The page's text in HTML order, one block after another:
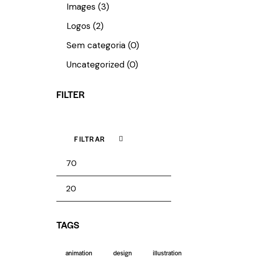
Images (3)
Logos (2)
Sem categoria (0)
Uncategorized (0)
FILTER
FILTRAR
TAGS
animation design
illustration